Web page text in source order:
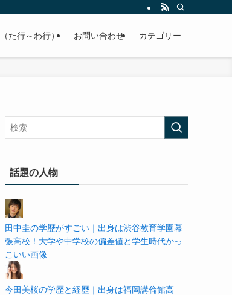
大学の偏差値まで紹介していきます。
た行～わ行） お問い合わせ カテゴリー
話題の人物
田中圭の学歴がすごい｜出身は渋谷教育学園幕
張高校！大学や中学校の偏差値と学生時代かっ
こいい画像
今田美桜の学歴と経歴｜出身は福岡講倫館高